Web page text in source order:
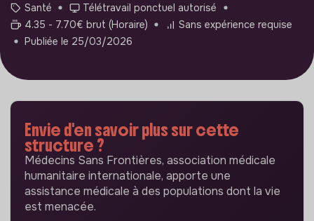
Santé
Télétravail ponctuel autorisé
4.35 - 7.70€ brut (Horaire)
Sans expérience requise
Publiée le 25/03/2026
Envie d'en savoir plus sur cette
structure ?
Médecins Sans Frontières, association médicale
humanitaire internationale, apporte une
assistance médicale à des populations dont la vie
est menacée.